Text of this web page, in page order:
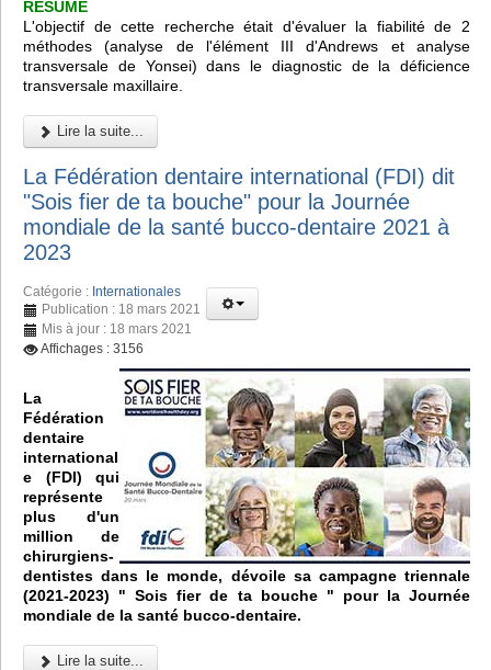
RÉSUMÉ
L'objectif de cette recherche était d'évaluer la fiabilité de 2
méthodes (analyse de l'élément III d'Andrews et analyse
transversale de Yonsei) dans le diagnostic de la déficience
transversale maxillaire.
Lire la suite...
La Fédération dentaire international (FDI) dit
"Sois fier de ta bouche" pour la Journée
mondiale de la santé bucco-dentaire 2021 à
2023
Catégorie : Internationales
Publication : 18 mars 2021
Mis à jour : 18 mars 2021
Affichages : 3156
La
Fédération
dentaire
international
e (FDI) qui
représente
plus d'un
million de
chirurgiens-
dentistes dans le monde, dévoile sa campagne triennale
(2021-2023) " Sois fier de ta bouche " pour la Journée
mondiale de la santé bucco-dentaire.
Lire la suite...